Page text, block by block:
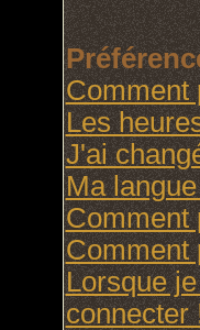
Comment
Les
J'ai
Ma
Comment
Comment
Lorsque
connecter